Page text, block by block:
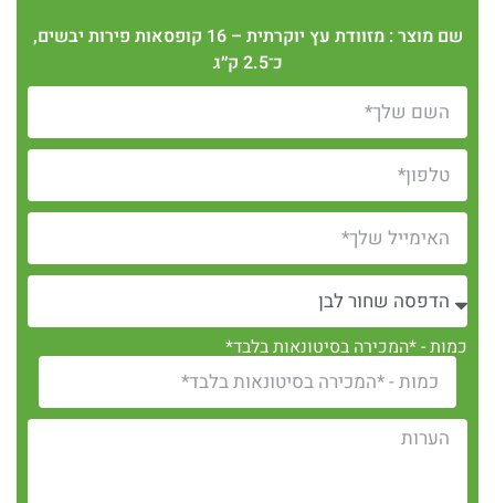
שם מוצר : מזוודת עץ יוקרתית – 16 קופסאות פירות יבשים,
כ־2.5 ק״ג
כמות - *המכירה בסיטונאות בלבד*